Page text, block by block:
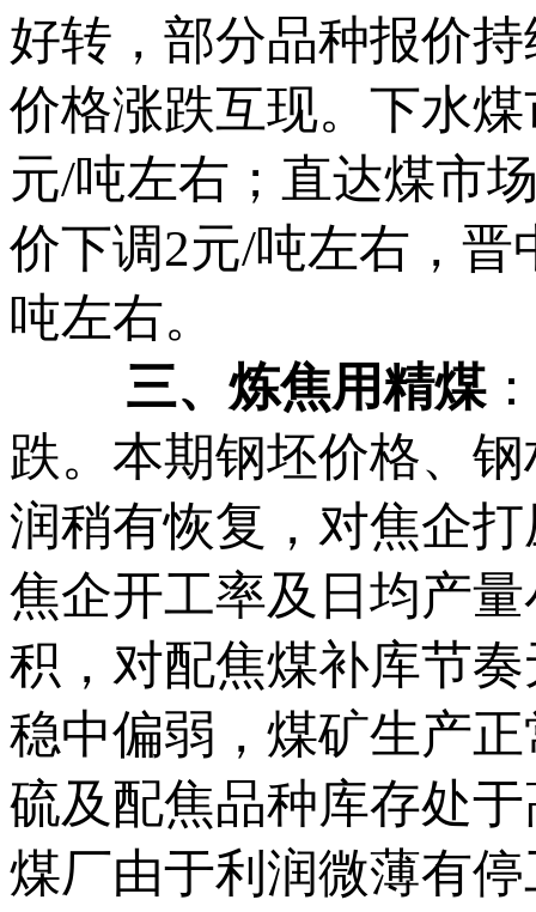
好转，部分品种报价
价格涨跌互现。下水
元/吨左右；直达煤市
价下调2元/吨左右，晋
吨左右。
三、炼焦用精煤
跌。本期钢坯价格、
润稍有恢复，对焦企
焦企开工率及日均产
积，对配焦煤补库节
稳中偏弱，煤矿生产
硫及配焦品种库存处
煤厂由于利润微薄有